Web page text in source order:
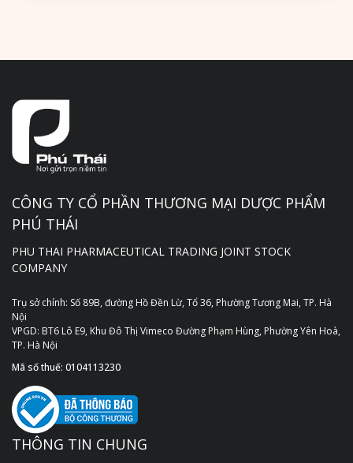
CÔNG TY CỔ PHẦN THƯƠNG MẠI DƯỢC PHẨM
PHÚ THÁI
PHU THAI PHARMACEUTICAL TRADING JOINT STOCK
COMPANY
Trụ sở chính: Số 89B, đường Hồ Đền Lừ, Tổ 36, Phường Tương Mai, TP. Hà
Nội
VPGD: BT6 Lô E9, Khu Đô Thị Vimeco Đường Phạm Hùng, Phường Yên Hoà,
TP. Hà Nội
Mã số thuế: 0104113230
THÔNG TIN CHUNG